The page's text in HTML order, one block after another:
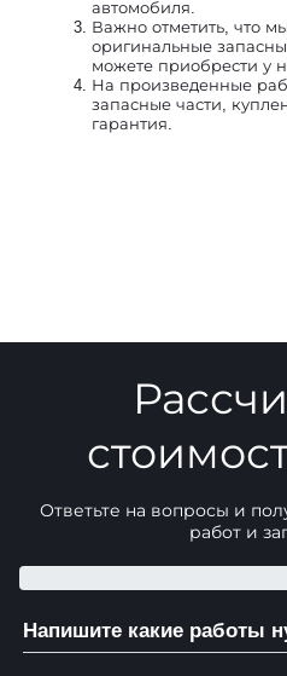
автомобиля.
Важно отметить, что
оригинальные
можете приобрести у
На произведенные
запасные части,
гарантия.
Ответьте на вопросы и
работ и
Напишите какие работы